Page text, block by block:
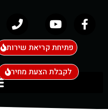
פתיחת קריאת שירות
לקבלת הצעת מחיר